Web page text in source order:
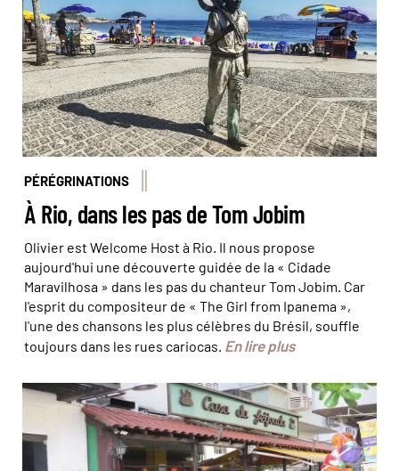
Reglain/Alamy/hemis
PÉRÉGRINATIONS
À Rio, dans les pas de Tom Jobim
Olivier est Welcome Host à Rio. Il nous propose
aujourd'hui une découverte guidée de la « Cidade
Maravilhosa » dans les pas du chanteur Tom Jobim. Car
l'esprit du compositeur de « The Girl from Ipanema »,
l'une des chansons les plus célèbres du Brésil, souffle
toujours dans les rues cariocas. En lire plus
Rio a sa propre Maison de la feijoada ! © Olivier Bodart
(@BeatIt!)